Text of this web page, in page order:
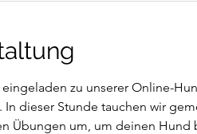
zu unserer Online-
dieser Stunde tauchen wir
Übungen um, um deinen